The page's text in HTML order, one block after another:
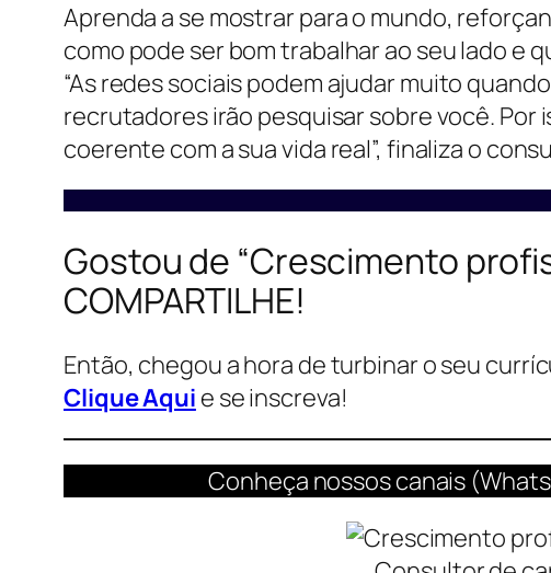
Aprenda a se mostrar para o mundo,
como pode ser bom trabalhar ao seu lado e
“As redes sociais podem ajudar muito
recrutadores irão pesquisar sobre você.
coerente com a sua vida real”, finaliza o
Gostou de “Crescimento
COMPARTILHE!
Então, chegou a hora de turbinar o seu
Clique Aqui e se inscreva!
Conheça nossos canais